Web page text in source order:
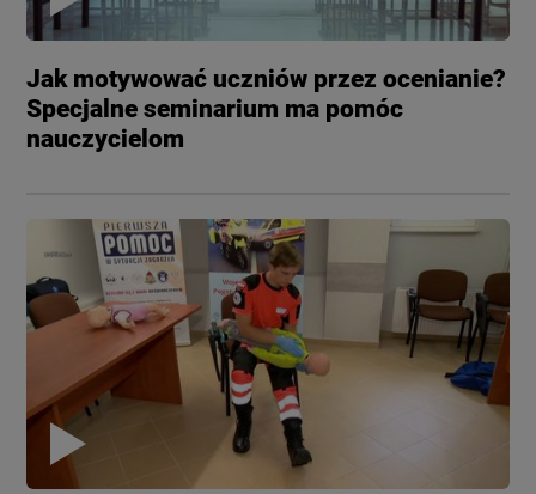
Jak motywować uczniów przez ocenianie?
Specjalne seminarium ma pomóc
nauczycielom